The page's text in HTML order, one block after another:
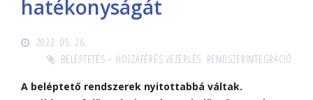
hatékonyságát
2022. 05. 26.
BELÉPTETÉS – HOZZÁFÉRÉS VEZÉRLÉS, RENDSZERINTEGRÁCIÓ
A beléptető rendszerek nyitottabbá váltak.